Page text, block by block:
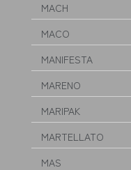
MACH
MACO
MANIFESTA
MARENO
MARIPAK
MARTELLATO
MAS